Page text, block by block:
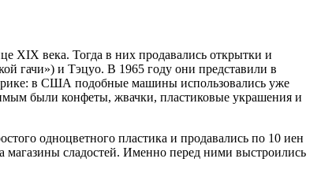
XIX века. Тогда в них продавались открытки и
гачи») и Тэцуо. В 1965 году они представили в
в США подобные машины использовались уже
были конфеты, жвачки, пластиковые украшения и
одноцветного пластика и продавались по 10 иен
магазины сладостей. Именно перед ними выстроились